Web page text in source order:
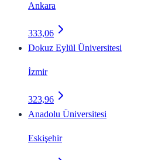
Ankara
333,06
Dokuz Eylül Üniversitesi
İzmir
323,96
Anadolu Üniversitesi
Eskişehir